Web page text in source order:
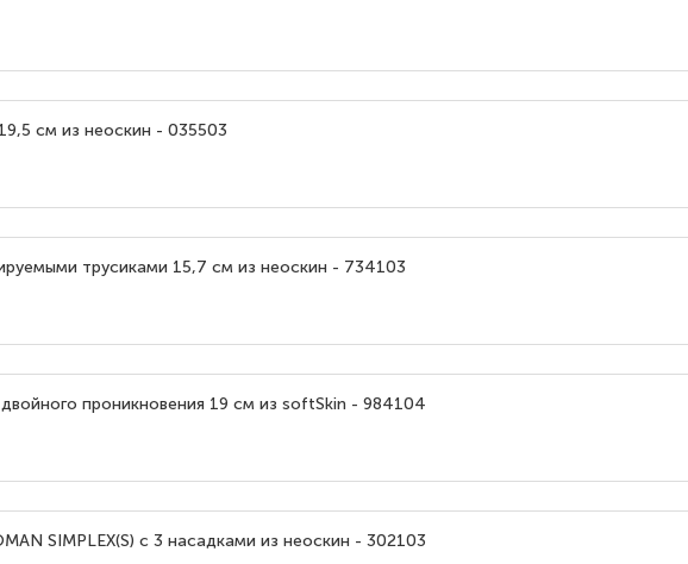
см из неоскин - 035503
трусиками 15,7 см из неоскин - 734103
проникновения 19 см из softSkin - 984104
SIMPLEX(S) с 3 насадками из неоскин - 302103